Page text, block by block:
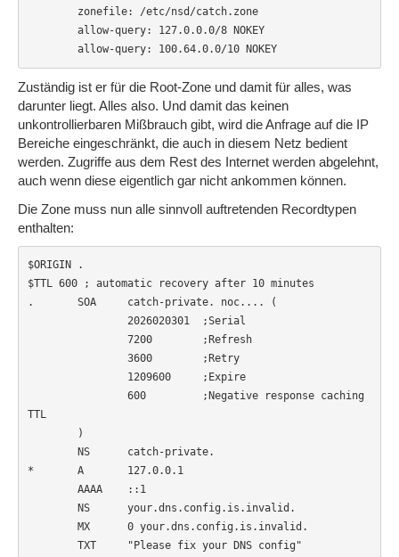
zonefile: /etc/nsd/catch.zone
allow-query: 127.0.0.0/8 NOKEY
allow-query: 100.64.0.0/10 NOKEY
Zuständig ist er für die Root-Zone und damit für alles, was
darunter liegt. Alles also. Und damit das keinen
unkontrollierbaren Mißbrauch gibt, wird die Anfrage auf die IP
Bereiche eingeschränkt, die auch in diesem Netz bedient
werden. Zugriffe aus dem Rest des Internet werden abgelehnt,
auch wenn diese eigentlich gar nicht ankommen können.
Die Zone muss nun alle sinnvoll auftretenden Recordtypen
enthalten:
$ORIGIN .
$TTL 600 ; automatic recovery after 10 minutes
.       SOA     catch-private. noc.... (
2026020301  ;Serial
7200        ;Refresh
3600        ;Retry
1209600     ;Expire
600         ;Negative response caching
TTL
)
NS      catch-private.
*       A       127.0.0.1
AAAA    ::1
NS      your.dns.config.is.invalid.
MX      0 your.dns.config.is.invalid.
TXT     "Please fix your DNS config"